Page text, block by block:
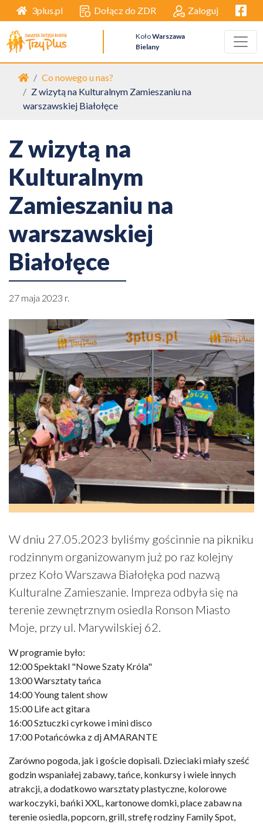
3plus.pl Dołącz do ZDR Zaloguj
KołoWarszawa
Bielany
Strona główna
Co nowego u nas?
Z wizytą na Kulturalnym Zamieszaniu na
warszawskiej Białołęce
Z wizytą na
Kulturalnym
Zamieszaniu na
warszawskiej
Białołęce
27 maja 2023 r.
W dniu 27.05.2023 byliśmy gościnnie na pikniku
rodzinnym organizowanym już po raz kolejny
przez Koło Warszawa Białołęka pod nazwą
Kulturalne Zamieszanie. Impreza odbyła się na
terenie zewnętrznym osiedla Ronson Miasto
Moje, przy ul. Marywilskiej 62.
W programie było:
12:00 Spektakl "Nowe Szaty Króla"
13:00 Warsztaty tańca
14:00 Young talent show
15:00 Life act gitara
16:00 Sztuczki cyrkowe i mini disco
17:00 Potańcówka z dj AMARANTE
Zarówno pogoda, jak i goście dopisali. Dzieciaki miały sześć
godzin wspaniałej zabawy, tańce, konkursy i wiele innych
atrakcji, a dodatkowo warsztaty plastyczne, kolorowe
warkoczyki, bańki XXL, kartonowe domki, place zabaw na
terenie osiedla, popcorn, grill, strefę rodziny Family Spot,